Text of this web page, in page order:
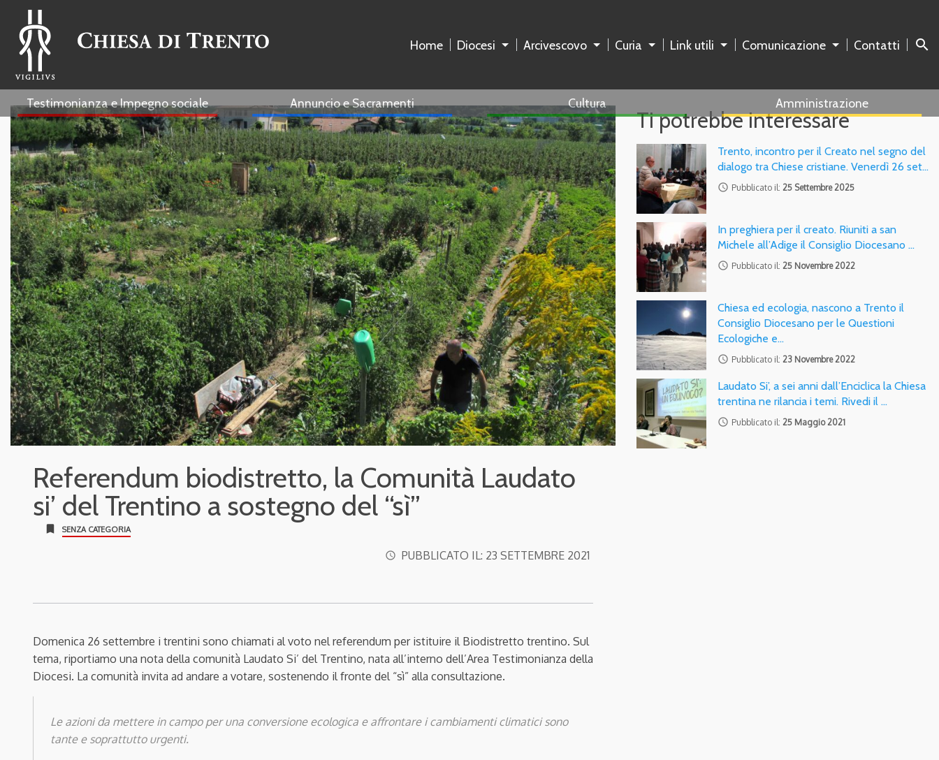
Home Diocesi Arcivescovo Curia Link utili Comunicazione Contatti search
Testimonianza e Impegno sociale Annuncio e Sacramenti Cultura Amministrazione
Referendum biodistretto, la Comunità Laudato
si’ del Trentino a sostegno del “sì”
bookmark SENZA CATEGORIA
access_time PUBBLICATO IL: 23 SETTEMBRE 2021
Domenica 26 settembre i trentini sono chiamati al voto nel referendum per istituire il Biodistretto trentino. Sul
tema, riportiamo una nota della comunità Laudato Si’ del Trentino, nata all’interno dell’Area Testimonianza della
Diocesi. La comunità invita ad andare a votare, sostenendo il fronte del “sì” alla consultazione.
Le azioni da mettere in campo per una conversione ecologica e affrontare i cambiamenti climatici sono
tante e soprattutto urgenti.
Ti potrebbe interessare
Trento, incontro per il Creato nel segno del
dialogo tra Chiese cristiane. Venerdì 26 set…
access_time Pubblicato il: 25 Settembre 2025
In preghiera per il creato. Riuniti a san
Michele all’Adige il Consiglio Diocesano …
access_time Pubblicato il: 25 Novembre 2022
Chiesa ed ecologia, nascono a Trento il
Consiglio Diocesano per le Questioni
Ecologiche e…
access_time Pubblicato il: 23 Novembre 2022
Laudato Si’, a sei anni dall’Enciclica la Chiesa
trentina ne rilancia i temi. Rivedi il …
access_time Pubblicato il: 25 Maggio 2021